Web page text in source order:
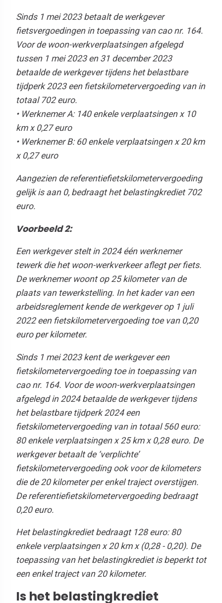
Sinds 1 mei 2023 betaalt de werkgever
fietsvergoedingen in toepassing van cao nr. 164.
Voor de woon-werkverplaatsingen afgelegd
tussen 1 mei 2023 en 31 december 2023
betaalde de werkgever tijdens het belastbare
tijdperk 2023 een fietskilometervergoeding van in
totaal 702 euro.
• Werknemer A: 140 enkele verplaatsingen x 10
km x 0,27 euro
• Werknemer B: 60 enkele verplaatsingen x 20 km
x 0,27 euro
Aangezien de referentiefietskilometervergoeding
gelijk is aan 0, bedraagt het belastingkrediet 702
euro.
Voorbeeld 2:
Een werkgever stelt in 2024 één werknemer
tewerk die het woon-werkverkeer aflegt per fiets.
De werknemer woont op 25 kilometer van de
plaats van tewerkstelling. In het kader van een
arbeidsreglement kende de werkgever op 1 juli
2022 een fietskilometervergoeding toe van 0,20
euro per kilometer.
Sinds 1 mei 2023 kent de werkgever een
fietskilometervergoeding toe in toepassing van
cao nr. 164. Voor de woon-werkverplaatsingen
afgelegd in 2024 betaalde de werkgever tijdens
het belastbare tijdperk 2024 een
fietskilometervergoeding van in totaal 560 euro:
80 enkele verplaatsingen x 25 km x 0,28 euro. De
werkgever betaalt de ‘verplichte’
fietskilometervergoeding ook voor de kilometers
die de 20 kilometer per enkel traject overstijgen.
De referentiefietskilometervergoeding bedraagt
0,20 euro.
Het belastingkrediet bedraagt 128 euro: 80
enkele verplaatsingen x 20 km x (0,28 - 0,20). De
toepassing van het belastingkrediet is beperkt tot
een enkel traject van 20 kilometer.
Is het belastingkrediet